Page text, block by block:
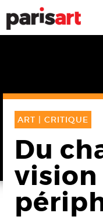
ART | CRITIQUE
Du
vision